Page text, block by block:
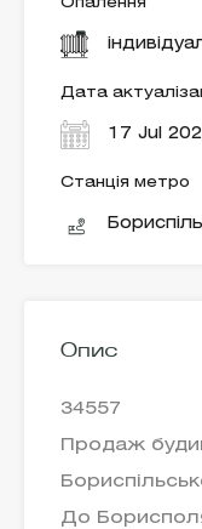
Опалення
Дата
17 Jul
Станція метро
Опис
34557
Продаж
До